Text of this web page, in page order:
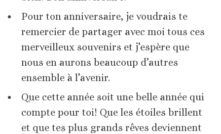
Pour ton anniversaire, je voudrais te
remercier de partager avec moi tous ces
merveilleux souvenirs et j’espère que
nous en aurons beaucoup d’autres
ensemble à l’avenir.
Que cette année soit une belle année qui
compte pour toi! Que les étoiles brillent
et que tes plus grands rêves deviennent